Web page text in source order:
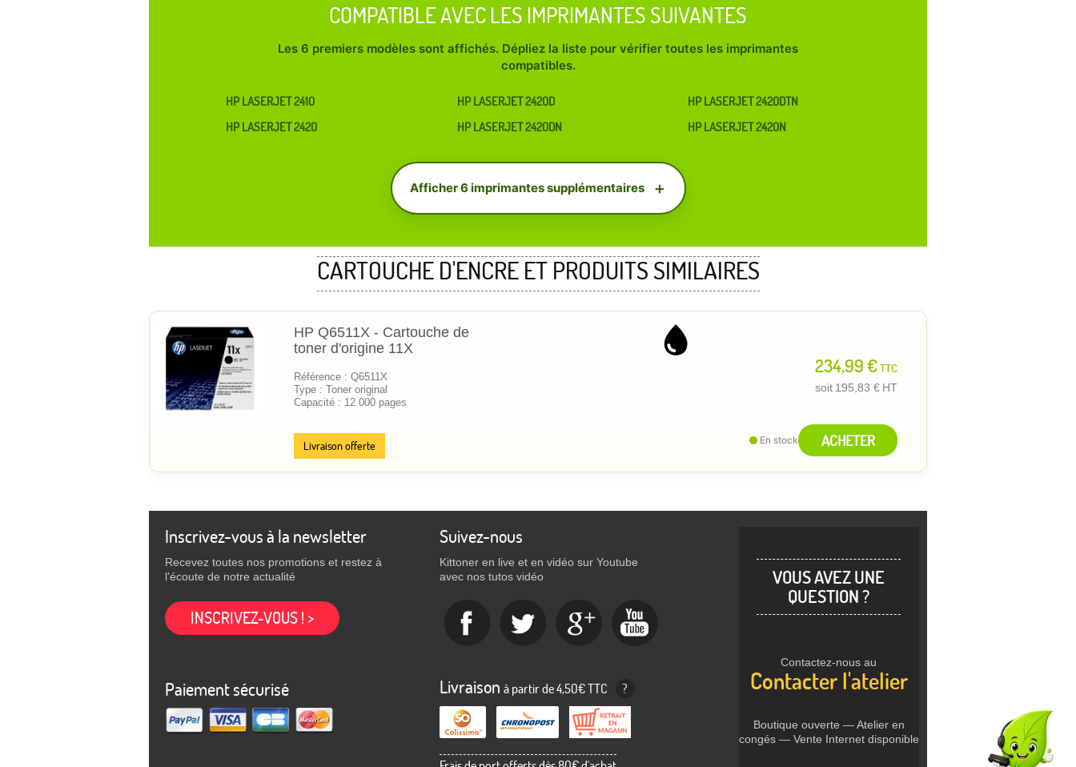
COMPATIBLE AVEC LES IMPRIMANTES SUIVANTES
Les 6 premiers modèles sont affichés. Dépliez la liste pour vérifier toutes les imprimantes
compatibles.
HP LASERJET 2410
HP LASERJET 2420
HP LASERJET 2420D
HP LASERJET 2420DN
HP LASERJET 2420DTN
HP LASERJET 2420N
Afficher 6 imprimantes supplémentaires
CARTOUCHE D'ENCRE ET PRODUITS SIMILAIRES
HP Q6511X - Cartouche de
toner d'origine 11X
Référence : Q6511X
Type : Toner original
Capacité : 12 000 pages
234,99 €TTC
soit 195,83 € HT
Livraison offerte En stock ACHETER
Inscrivez-vous à la newsletter
Recevez toutes nos promotions et restez à
l'écoute de notre actualité
INSCRIVEZ-VOUS ! >
Paiement sécurisé
Suivez-nous
Kittoner en live et en vidéo sur Youtube
avec nos tutos vidéo
Livraison à partir de 4,50€ TTC ?
VOUS AVEZ UNE
QUESTION ?
Contactez-nous au
Contacter l'atelier
Boutique ouverte — Atelier en
congés — Vente Internet disponible